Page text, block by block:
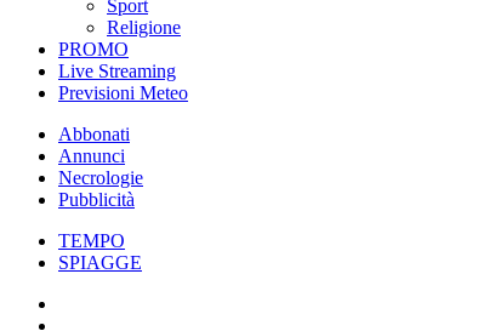
Sport
Religione
PROMO
Live Streaming
Previsioni Meteo
Abbonati
Annunci
Necrologie
Pubblicità
TEMPO
SPIAGGE